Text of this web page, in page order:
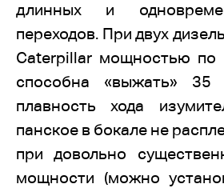
длинных и
переходов. При двух
Caterpillar мощностью по
способна «выжать» 35
плавность хода
панское в бокале не
при довольно
мощности (можно